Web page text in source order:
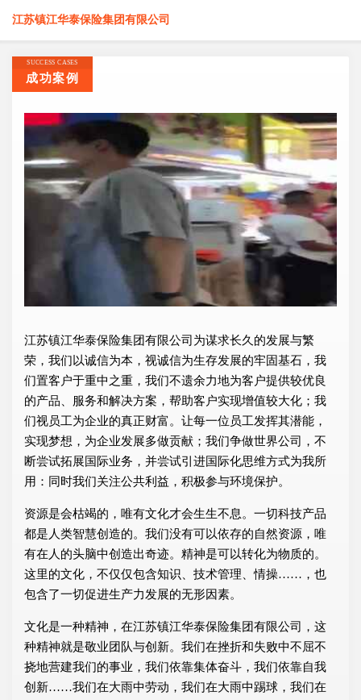
江苏镇江华泰保险集团有限公司
SUCCESS CASES
成功案例
江苏镇江华泰保险集团有限公司为谋求长久的发展与繁
荣，我们以诚信为本，视诚信为生存发展的牢固基石，我
们置客户于重中之重，我们不遗余力地为客户提供较优良
的产品、服务和解决方案，帮助客户实现增值较大化；我
们视员工为企业的真正财富。让每一位员工发挥其潜能，
实现梦想，为企业发展多做贡献；我们争做世界公司，不
断尝试拓展国际业务，并尝试引进国际化思维方式为我所
用：同时我们关注公共利益，积极参与环境保护。
资源是会枯竭的，唯有文化才会生生不息。一切科技产品
都是人类智慧创造的。我们没有可以依存的自然资源，唯
有在人的头脑中创造出奇迹。精神是可以转化为物质的。
这里的文化，不仅仅包含知识、技术管理、情操……，也
包含了一切促进生产力发展的无形因素。
文化是一种精神，在江苏镇江华泰保险集团有限公司，这
种精神就是敬业团队与创新。我们在挫折和失败中不屈不
挠地营建我们的事业，我们依靠集体奋斗，我们依靠自我
创新……我们在大雨中劳动，我们在大雨中踢球，我们在